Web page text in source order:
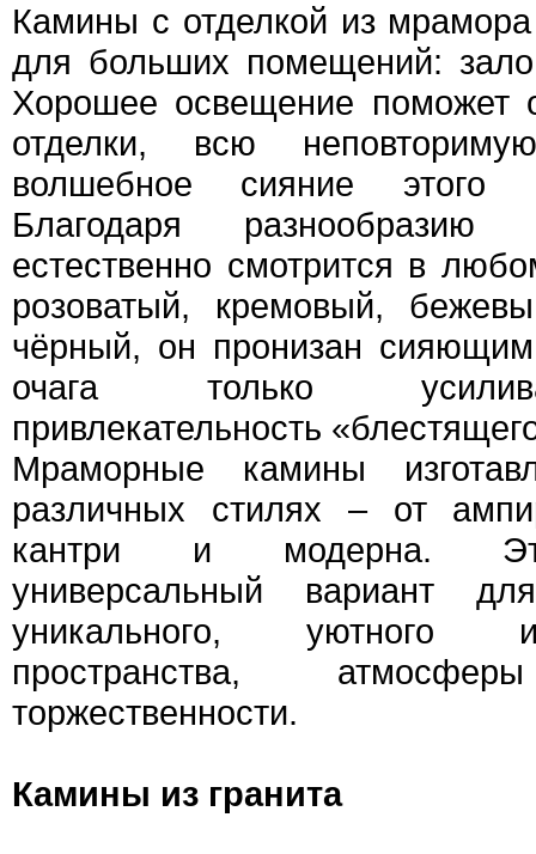
Камины с отделкой из
для больших помещений:
Хорошее освещение поможет
отделки, всю
волшебное сияние этого
Благодаря разнообразию
естественно смотрится в
розоватый, кремовый,
чёрный, он пронизан
очага только
привлекательность
Мраморные камины
различных стилях – от
кантри и модерна. Это
универсальный вариант
уникального, уютного
пространства,
торжественности.
Камины из гранита